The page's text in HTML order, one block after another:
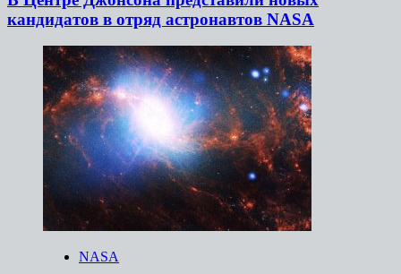
кандидатов в отряд астронавтов NASA
NASA